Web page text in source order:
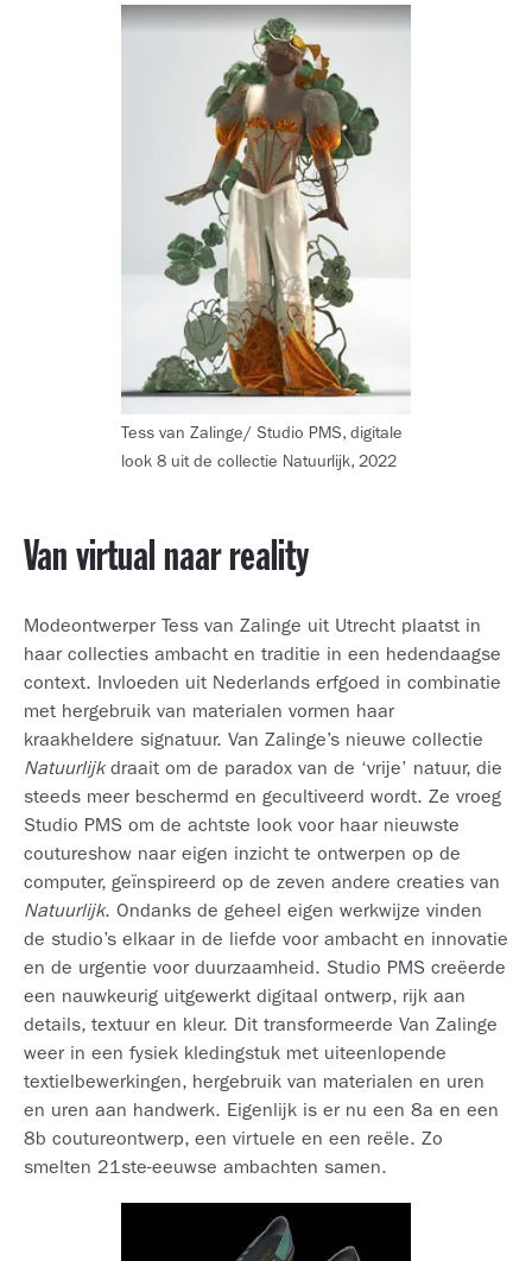
Tess van Zalinge/ Studio PMS, digitale
look 8 uit de collectie Natuurlijk, 2022
Van virtual naar reality
Modeontwerper Tess van Zalinge uit Utrecht plaatst in
haar collecties ambacht en traditie in een hedendaagse
context. Invloeden uit Nederlands erfgoed in combinatie
met hergebruik van materialen vormen haar
kraakheldere signatuur. Van Zalinge’s nieuwe collectie
Natuurlijk draait om de paradox van de ‘vrije’ natuur, die
steeds meer beschermd en gecultiveerd wordt. Ze vroeg
Studio PMS om de achtste look voor haar nieuwste
coutureshow naar eigen inzicht te ontwerpen op de
computer, geïnspireerd op de zeven andere creaties van
Natuurlijk. Ondanks de geheel eigen werkwijze vinden
de studio’s elkaar in de liefde voor ambacht en innovatie
en de urgentie voor duurzaamheid. Studio PMS creëerde
een nauwkeurig uitgewerkt digitaal ontwerp, rijk aan
details, textuur en kleur. Dit transformeerde Van Zalinge
weer in een fysiek kledingstuk met uiteenlopende
textielbewerkingen, hergebruik van materialen en uren
en uren aan handwerk. Eigenlijk is er nu een 8a en een
8b coutureontwerp, een virtuele en een reële. Zo
smelten 21ste-eeuwse ambachten samen.